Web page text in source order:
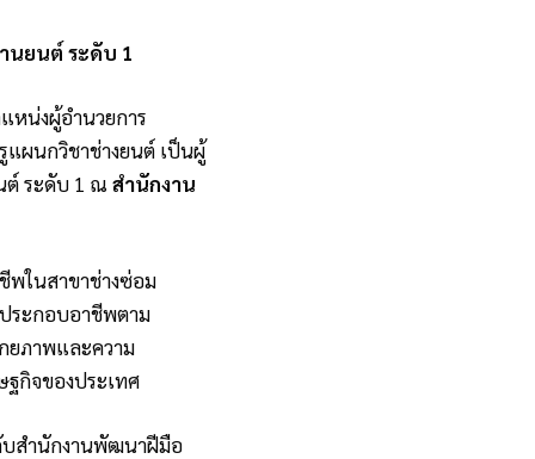
นยนต์ ระดับ 1
หน่งผู้อำนวยการ
แผนกวิชาช่างยนต์ เป็นผู้
ต์ ระดับ 1 ณ สำนักงาน
พในสาขาช่างซ่อม
ระกอบอาชีพตาม
ยภาพและความ
กิจของประเทศ
บสำนักงานพัฒนาฝีมือ